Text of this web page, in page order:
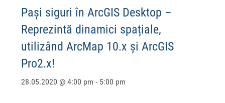
Pași siguri în ArcGIS Desktop –
Reprezintă dinamici spațiale,
utilizând ArcMap 10.x și ArcGIS
Pro2.x!
28.05.2020 @ 4:00 pm - 5:00 pm